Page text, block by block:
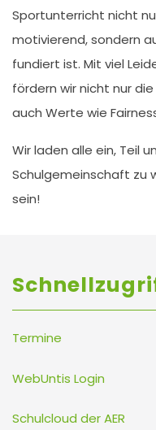
Sportunterricht nicht
motivierend, sondern
fundiert ist. Mit viel
fördern wir nicht nur
auch Werte wie
Wir laden alle ein, Teil
Schulgemeinschaft zu
sein!
Termine
WebUntis Login
Schulcloud der AER